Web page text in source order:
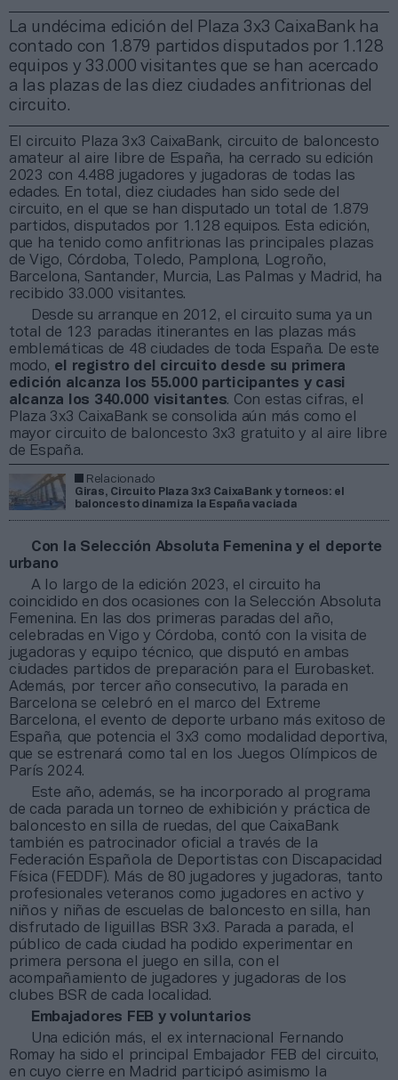
La undécima edición del Plaza 3x3 CaixaBank ha
contado con 1.879 partidos disputados por 1.128
equipos y 33.000 visitantes que se han acercado
a las plazas de las diez ciudades anfitrionas del
circuito.
El circuito Plaza 3x3 CaixaBank, circuito de baloncesto
amateur al aire libre de España, ha cerrado su edición
2023 con 4.488 jugadores y jugadoras de todas las
edades. En total, diez ciudades han sido sede del
circuito, en el que se han disputado un total de 1.879
partidos, disputados por 1.128 equipos. Esta edición,
que ha tenido como anfitrionas las principales plazas
de Vigo, Córdoba, Toledo, Pamplona, Logroño,
Barcelona, Santander, Murcia, Las Palmas y Madrid, ha
recibido 33.000 visitantes.
Desde su arranque en 2012, el circuito suma ya un
total de 123 paradas itinerantes en las plazas más
emblemáticas de 48 ciudades de toda España. De este
modo, el registro del circuito desde su primera
edición alcanza los 55.000 participantes y casi
alcanza los 340.000 visitantes. Con estas cifras, el
Plaza 3x3 CaixaBank se consolida aún más como el
mayor circuito de baloncesto 3x3 gratuito y al aire libre
de España.
Relacionado
Giras, Circuito Plaza 3x3 CaixaBank y torneos: el
baloncesto dinamiza la España vaciada
Con la Selección Absoluta Femenina y el deporte
urbano
A lo largo de la edición 2023, el circuito ha
coincidido en dos ocasiones con la Selección Absoluta
Femenina. En las dos primeras paradas del año,
celebradas en Vigo y Córdoba, contó con la visita de
jugadoras y equipo técnico, que disputó en ambas
ciudades partidos de preparación para el Eurobasket.
Además, por tercer año consecutivo, la parada en
Barcelona se celebró en el marco del Extreme
Barcelona, el evento de deporte urbano más exitoso de
España, que potencia el 3x3 como modalidad deportiva,
que se estrenará como tal en los Juegos Olímpicos de
París 2024.
Este año, además, se ha incorporado al programa
de cada parada un torneo de exhibición y práctica de
baloncesto en silla de ruedas, del que CaixaBank
también es patrocinador oficial a través de la
Federación Española de Deportistas con Discapacidad
Física (FEDDF). Más de 80 jugadores y jugadoras, tanto
profesionales veteranos como jugadores en activo y
niños y niñas de escuelas de baloncesto en silla, han
disfrutado de liguillas BSR 3x3. Parada a parada, el
público de cada ciudad ha podido experimentar en
primera persona el juego en silla, con el
acompañamiento de jugadores y jugadoras de los
clubes BSR de cada localidad.
Embajadores FEB y voluntarios
Una edición más, el ex internacional Fernando
Romay ha sido el principal Embajador FEB del circuito,
en cuyo cierre en Madrid participó asimismo la